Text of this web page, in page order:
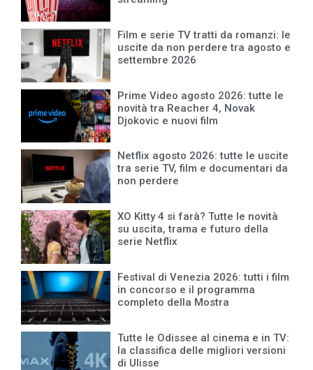
Film e serie TV tratti da romanzi: le
uscite da non perdere tra agosto e
settembre 2026
Prime Video agosto 2026: tutte le
novità tra Reacher 4, Novak
Djokovic e nuovi film
Netflix agosto 2026: tutte le uscite
tra serie TV, film e documentari da
non perdere
XO Kitty 4 si farà? Tutte le novità
su uscita, trama e futuro della
serie Netflix
Festival di Venezia 2026: tutti i film
in concorso e il programma
completo della Mostra
Tutte le Odissee al cinema e in TV:
la classifica delle migliori versioni
di Ulisse